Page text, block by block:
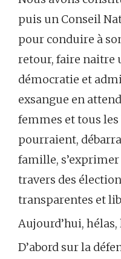
puis un Conseil
pour conduire à
retour, faire naitre
démocratie et
exsangue en
femmes et tous
pourraient,
famille,
travers des
transparentes et
Aujourd’hui,
D’abord sur la